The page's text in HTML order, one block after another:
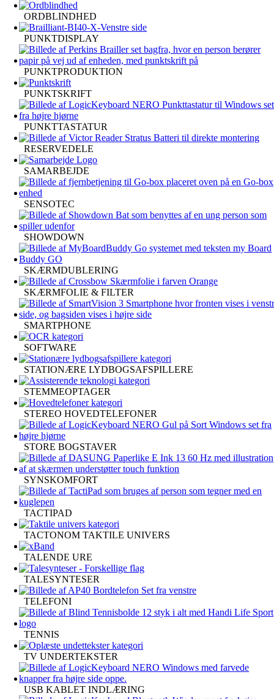
ORDBLINDHED
PUNKTDISPLAY
PUNKTPRODUKTION
PUNKTSKRIFT
PUNKTTASTATUR
RESERVEDELE
SAMARBEJDE
SENSOTEC
SHOWDOWN
SKÆRMDUBLERING
SKÆRMFOLIE & FILTER
SMARTPHONE
SOFTWARE
STATIONÆRE LYDBOGSAFSPILLERE
STEMMEOPTAGER
STEREO HOVEDTELEFONER
STORE BOGSTAVER
SYNSKOMFORT
TACTIPAD
TACTONOM TAKTILE UNIVERS
TALENDE URE
TALESYNTESER
TELEFONI
TENNIS
TV UNDERTEKSTER
USB KABLET INDLÆRING